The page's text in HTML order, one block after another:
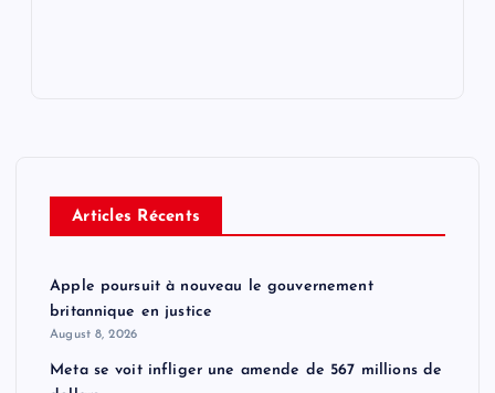
Articles Récents
Apple poursuit à nouveau le gouvernement
britannique en justice
August 8, 2026
Meta se voit infliger une amende de 567 millions de